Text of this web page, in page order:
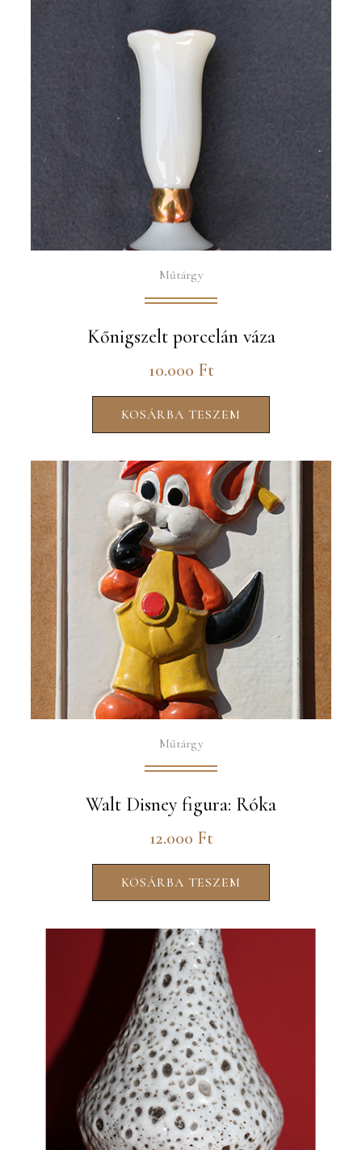
Műtárgy
Kőnigszelt porcelán váza
10.000 Ft
KOSÁRBA TESZEM
Műtárgy
Walt Disney figura: Róka
12.000 Ft
KOSÁRBA TESZEM